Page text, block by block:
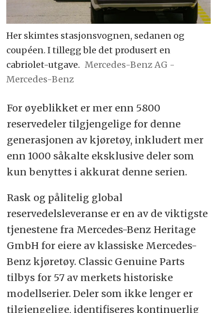
Her skimtes stasjonsvognen, sedanen og
coupéen. I tillegg ble det produsert en
cabriolet-utgave. Mercedes-Benz AG -
Mercedes-Benz
For øyeblikket er mer enn 5800
reservedeler tilgjengelige for denne
generasjonen av kjøretøy, inkludert mer
enn 1000 såkalte eksklusive deler som
kun benyttes i akkurat denne serien.
Rask og pålitelig global
reservedelsleveranse er en av de viktigste
tjenestene fra Mercedes-Benz Heritage
GmbH for eiere av klassiske Mercedes-
Benz kjøretøy. Classic Genuine Parts
tilbys for 57 av merkets historiske
modellserier. Deler som ikke lenger er
tilgjengelige, identifiseres kontinuerlig